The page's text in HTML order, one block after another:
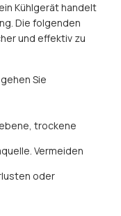
Kühlgerät handelt
Die folgenden
und effektiv zu
Sie
trockene
Vermeiden
oder